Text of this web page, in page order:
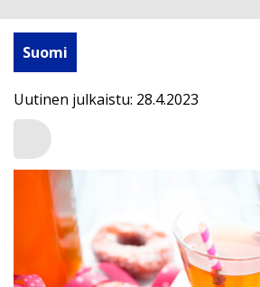
Suomi
Uutinen julkaistu: 28.4.2023